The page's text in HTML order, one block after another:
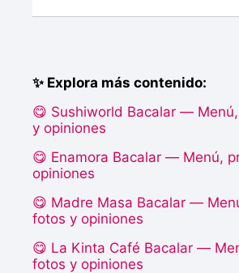
✨ Explora más contenido:
😋 Sushiworld Bacalar —
y opiniones
😋 Enamora Bacalar — Menú,
opiniones
😋 Madre Masa Bacalar —
fotos y opiniones
😋 La Kinta Café Bacalar —
fotos y opiniones